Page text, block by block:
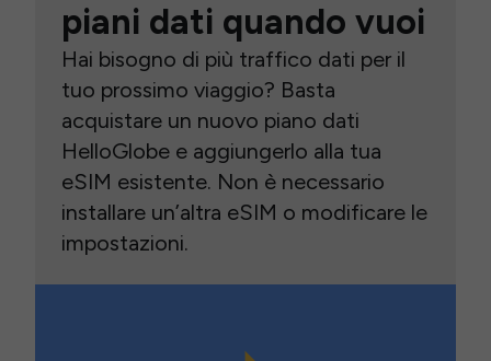
piani dati quando vuoi
Hai bisogno di più traffico dati per il
tuo prossimo viaggio? Basta
acquistare un nuovo piano dati
HelloGlobe e aggiungerlo alla tua
eSIM esistente. Non è necessario
installare un’altra eSIM o modificare le
impostazioni.